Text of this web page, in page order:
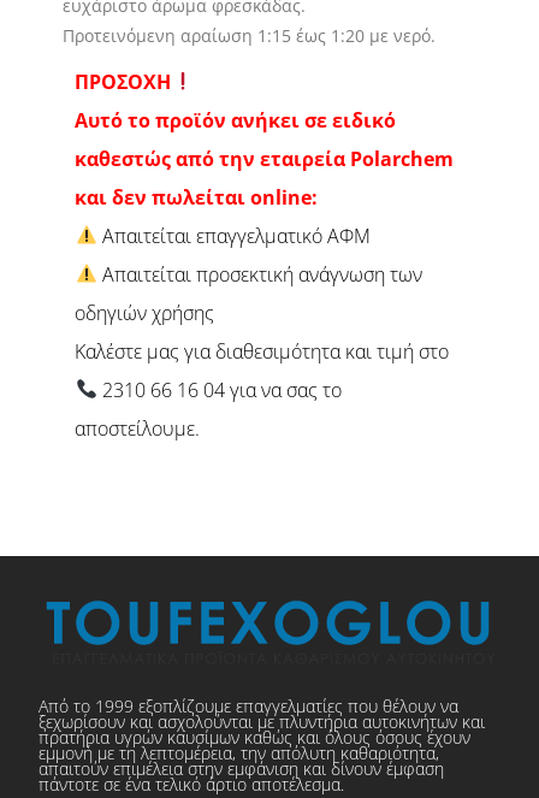
ευχάριστο άρωμα φρεσκάδας.
Προτεινόμενη αραίωση 1:15 έως 1:20 με νερό.
ΠΡΟΣΟΧΗ
Αυτό το προϊόν ανήκει σε ειδικό
καθεστώς από την εταιρεία Polarchem
και δεν πωλείται online:
Απαιτείται επαγγελματικό ΑΦΜ
Απαιτείται προσεκτική ανάγνωση των
οδηγιών χρήσης
Καλέστε μας για διαθεσιμότητα και τιμή στο
2310 66 16 04 για να σας το
αποστείλουμε.
Από το 1999 εξοπλίζουμε επαγγελματίες που θέλουν να
ξεχωρίσουν και ασχολούνται με πλυντήρια αυτοκινήτων και
πρατήρια υγρών καυσίμων καθώς και όλους όσους έχουν
εμμονή με τη λεπτομέρεια, την απόλυτη καθαριότητα,
απαιτούν επιμέλεια στην εμφάνιση και δίνουν έμφαση
πάντοτε σε ένα τελικό άρτιο αποτέλεσμα.